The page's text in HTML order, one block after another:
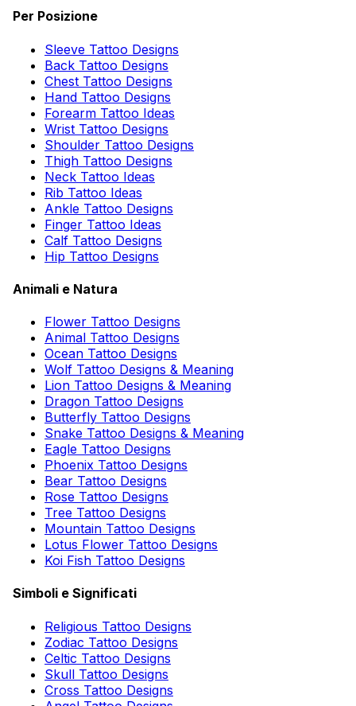
Per Posizione
Sleeve Tattoo Designs
Back Tattoo Designs
Chest Tattoo Designs
Hand Tattoo Designs
Forearm Tattoo Ideas
Wrist Tattoo Designs
Shoulder Tattoo Designs
Thigh Tattoo Designs
Neck Tattoo Ideas
Rib Tattoo Ideas
Ankle Tattoo Designs
Finger Tattoo Ideas
Calf Tattoo Designs
Hip Tattoo Designs
Animali e Natura
Flower Tattoo Designs
Animal Tattoo Designs
Ocean Tattoo Designs
Wolf Tattoo Designs & Meaning
Lion Tattoo Designs & Meaning
Dragon Tattoo Designs
Butterfly Tattoo Designs
Snake Tattoo Designs & Meaning
Eagle Tattoo Designs
Phoenix Tattoo Designs
Bear Tattoo Designs
Rose Tattoo Designs
Tree Tattoo Designs
Mountain Tattoo Designs
Lotus Flower Tattoo Designs
Koi Fish Tattoo Designs
Simboli e Significati
Religious Tattoo Designs
Zodiac Tattoo Designs
Celtic Tattoo Designs
Skull Tattoo Designs
Cross Tattoo Designs